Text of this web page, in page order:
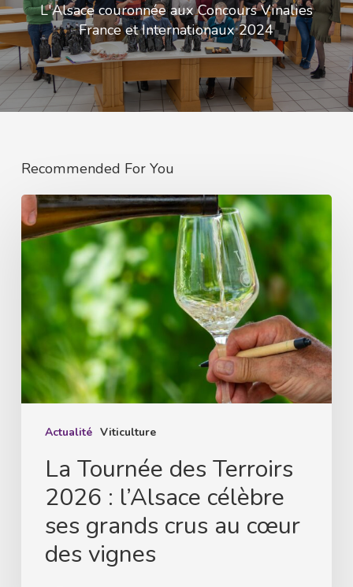
L'Alsace couronnée aux Concours Vinalies
France et Internationaux 2024
Recommended For You
Actualité Viticulture
La
Tournée
des
Terroirs
2026
l’Alsace
célèbre
ses
grands
cœur
vignes
La Tournée des Terroirs
2026 : l’Alsace célèbre
ses grands crus au cœur
des vignes